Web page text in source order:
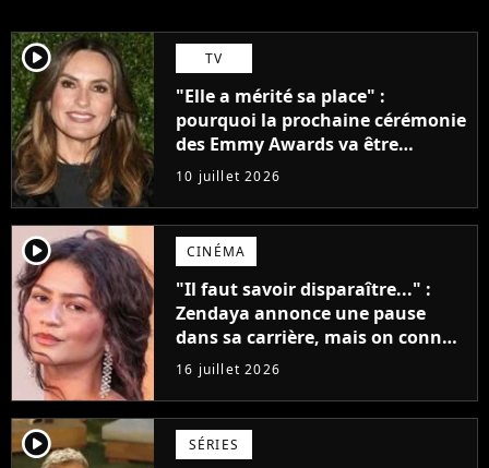
player2 TV
"Elle a mérité sa place" :
pourquoi la prochaine cérémonie
des Emmy Awards va être
historique ?
10 juillet 2026
player2 CINÉMA
"Il faut savoir disparaître..." :
Zendaya annonce une pause
dans sa carrière, mais on connaît
déjà son prochain projet !
16 juillet 2026
player2 SÉRIES